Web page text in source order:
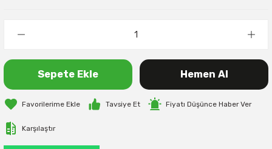
Sepete Ekle Hemen Al
Tavsiye Et Fiyatı Düşünce Haber Ver
Karşılaştır